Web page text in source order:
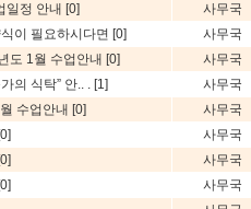
일정 안내 [0] 사무국
이 필요하시다면 [0] 사무국
도 1월 수업안내 [0] 사무국
의 식탁” 안.. . [1] 사무국
수업안내 [0] 사무국
[0] 사무국
[0] 사무국
[0] 사무국